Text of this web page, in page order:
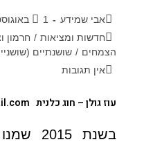
אבי שמידע
1 באוגוסט 2019
חדשות ומציאות / חרמון
הצמחים / שושנתיים
אין תגובות
עוז גולן– חוג כלנית
בשנת